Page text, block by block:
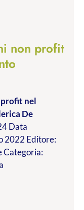
non profit
nel
De
Data
2022 Editore:
Categoria: